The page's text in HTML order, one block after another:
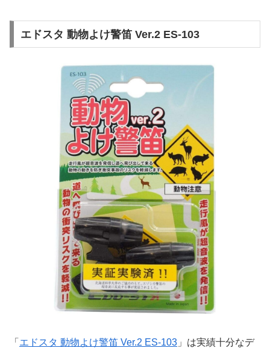
エドスタ 動物よけ警笛 Ver.2 ES-103
「 エドスタ 動物よけ警笛 Ver.2 ES-103 」は実績十分なデ